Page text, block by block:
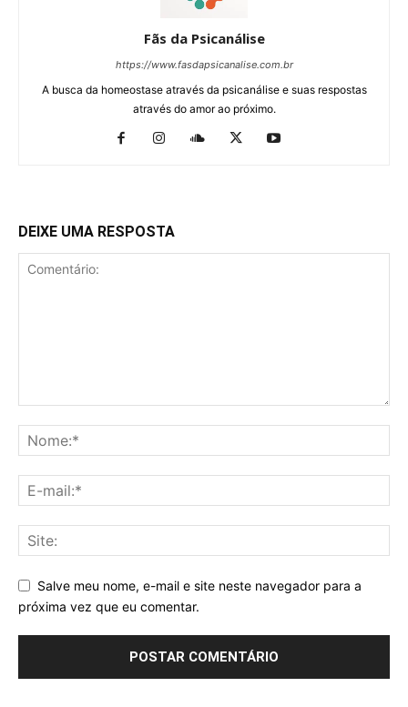
Fãs da Psicanálise
https://www.fasdapsicanalise.com.br
A busca da homeostase através da psicanálise e suas respostas
através do amor ao próximo.
DEIXE UMA RESPOSTA
Salve meu nome, e-mail e site neste navegador para a
próxima vez que eu comentar.